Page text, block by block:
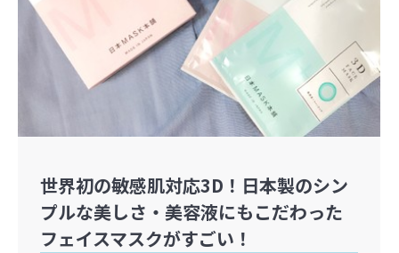
世界初の敏感肌対応3D！日本製のシン
プルな美しさ・美容液にもこだわった
フェイスマスクがすごい！